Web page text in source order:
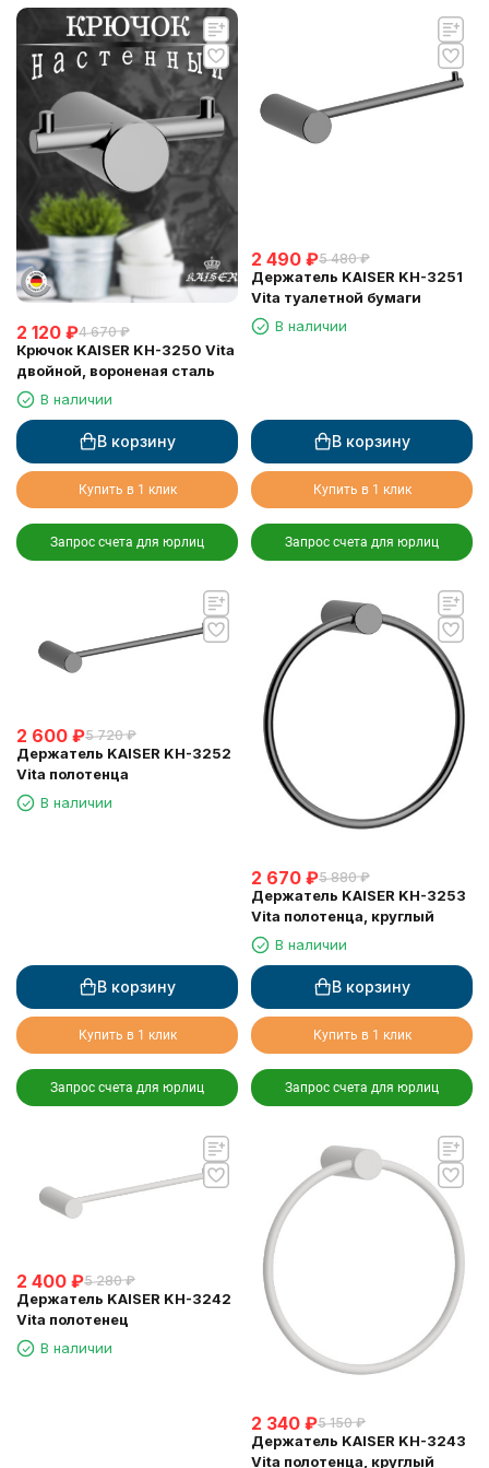
2 120 ₽4 670 ₽
Крючок KAISER KH-3250 Vita
двойной, вороненая сталь
В наличии
В корзину
Купить в 1 клик
Запрос счета для юрлиц
2 490 ₽5 480 ₽
Держатель KAISER KH-3251
Vita туалетной бумаги
В наличии
В корзину
Купить в 1 клик
Запрос счета для юрлиц
2 600 ₽5 720 ₽
Держатель KAISER KH-3252
Vita полотенцa
В наличии
В корзину
Купить в 1 клик
Запрос счета для юрлиц
2 670 ₽5 880 ₽
Держатель KAISER KH-3253
Vita полотенца, круглый
В наличии
В корзину
Купить в 1 клик
Запрос счета для юрлиц
2 400 ₽5 280 ₽
Держатель KAISER KH-3242
Vita полотенец
В наличии
2 340 ₽5 150 ₽
Держатель KAISER KH-3243
Vita полотенца, круглый